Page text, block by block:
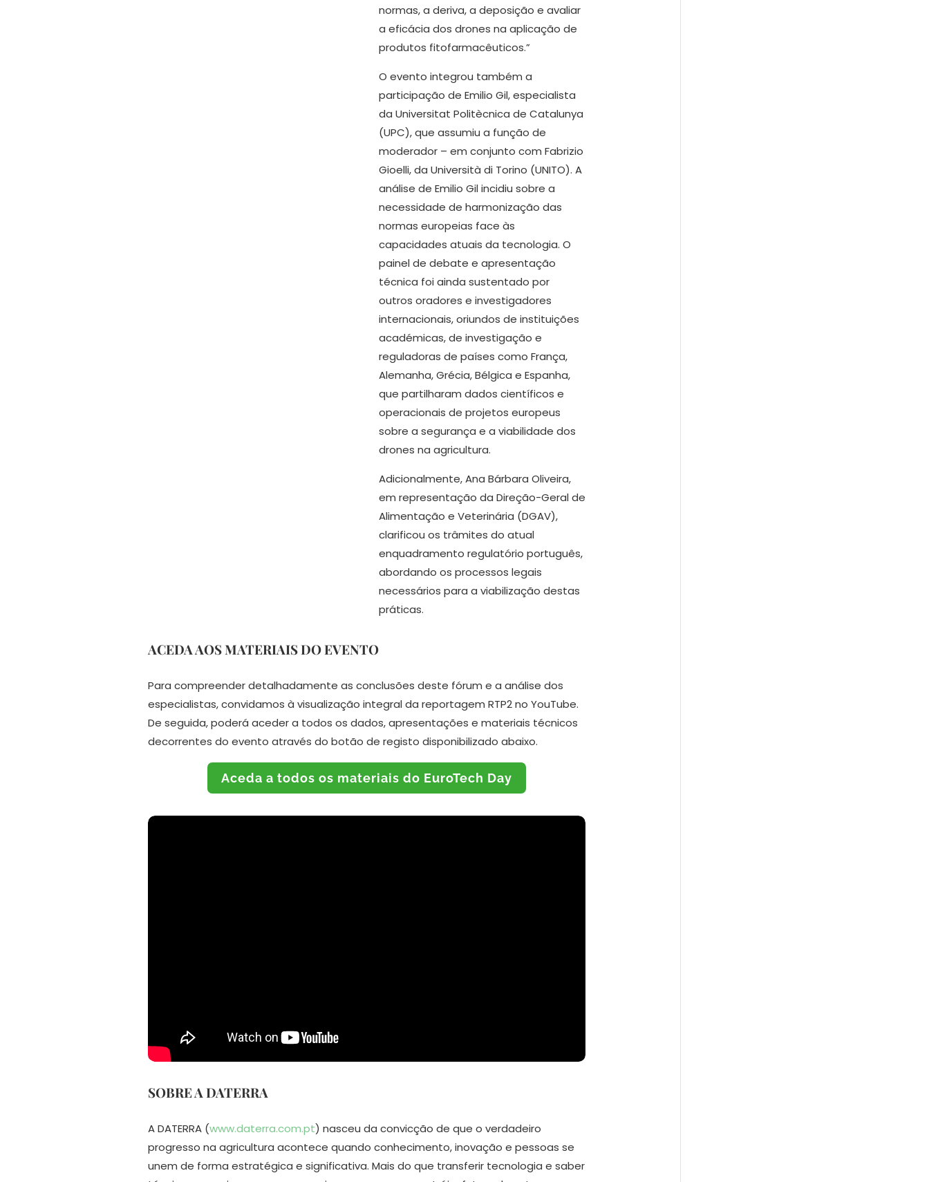
normas, a deriva, a deposição e avaliar
a eficácia dos drones na aplicação de
produtos fitofarmacêuticos.”
O evento integrou também a
participação de Emilio Gil, especialista
da Universitat Politècnica de Catalunya
(UPC), que assumiu a função de
moderador – em conjunto com Fabrizio
Gioelli, da Università di Torino (UNITO). A
análise de Emilio Gil incidiu sobre a
necessidade de harmonização das
normas europeias face às
capacidades atuais da tecnologia. O
painel de debate e apresentação
técnica foi ainda sustentado por
outros oradores e investigadores
internacionais, oriundos de instituições
académicas, de investigação e
reguladoras de países como França,
Alemanha, Grécia, Bélgica e Espanha,
que partilharam dados científicos e
operacionais de projetos europeus
sobre a segurança e a viabilidade dos
drones na agricultura.
Adicionalmente, Ana Bárbara Oliveira,
em representação da Direção-Geral de
Alimentação e Veterinária (DGAV),
clarificou os trâmites do atual
enquadramento regulatório português,
abordando os processos legais
necessários para a viabilização destas
práticas.
ACEDA AOS MATERIAIS DO EVENTO
Para compreender detalhadamente as conclusões deste fórum e a análise dos
especialistas, convidamos à visualização integral da reportagem RTP2 no YouTube.
De seguida, poderá aceder a todos os dados, apresentações e materiais técnicos
decorrentes do evento através do botão de registo disponibilizado abaixo.
Aceda a todos os materiais do EuroTech Day
SOBRE A DATERRA
A DATERRA (www.daterra.com.pt) nasceu da convicção de que o verdadeiro
progresso na agricultura acontece quando conhecimento, inovação e pessoas se
unem de forma estratégica e significativa. Mais do que transferir tecnologia e saber